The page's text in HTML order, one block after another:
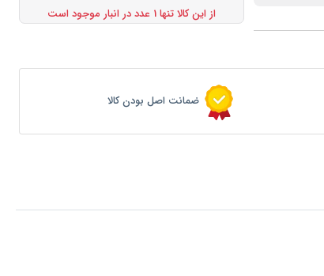
از این کالا تنها 1 عدد در انبار موجود است
ضمانت اصل بودن کالا